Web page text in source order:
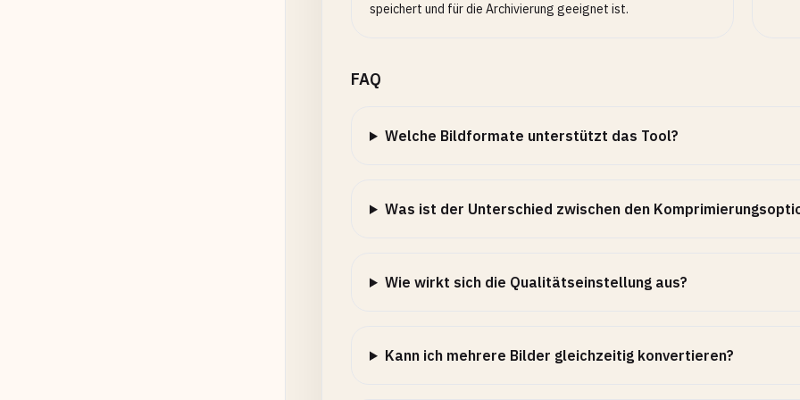
speichert und für die Archivierung geeignet ist.
FAQ
Welche Bildformate unterstützt das Tool?
Was ist der Unterschied zwischen den
Wie wirkt sich die Qualitätseinstellung aus?
Kann ich mehrere Bilder gleichzeitig konvertieren?